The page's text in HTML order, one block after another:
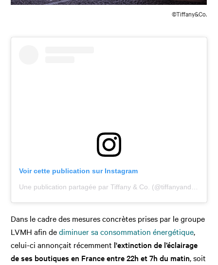
©Tiffany&Co.
Voir cette publication sur Instagram
Une publication partagée par Tiffany & Co. (@tiffanyandco)
Dans le cadre des mesures concrètes prises par le groupe
LVMH afin dediminuer sa consommation énergétique,
celui-ci annonçait récemment l'extinction de l’éclairage
de ses boutiques en France entre 22h et 7h du matin, soit